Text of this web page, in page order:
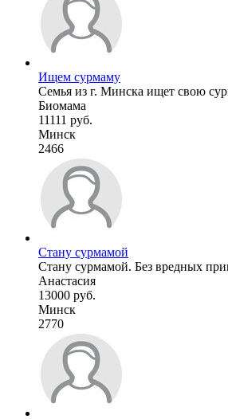
Ищем сурмаму
Семья из г. Минска ищет свою
Биомама
11111 руб.
Минск
2466
Стану сурмамой
Стану сурмамой. Без вредных
Анастасия
13000 руб.
Минск
2770